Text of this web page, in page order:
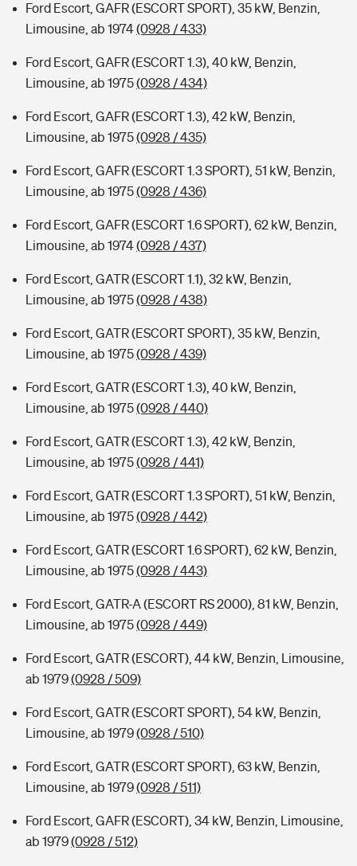
Ford Escort, GAFR (ESCORT SPORT), 35 kW, Benzin,
Limousine, ab 1974(0928 / 433)
Ford Escort, GAFR (ESCORT 1.3), 40 kW, Benzin,
Limousine, ab 1975(0928 / 434)
Ford Escort, GAFR (ESCORT 1.3), 42 kW, Benzin,
Limousine, ab 1975(0928 / 435)
Ford Escort, GAFR (ESCORT 1.3 SPORT), 51 kW, Benzin,
Limousine, ab 1975(0928 / 436)
Ford Escort, GAFR (ESCORT 1.6 SPORT), 62 kW, Benzin,
Limousine, ab 1974(0928 / 437)
Ford Escort, GATR (ESCORT 1.1), 32 kW, Benzin,
Limousine, ab 1975(0928 / 438)
Ford Escort, GATR (ESCORT SPORT), 35 kW, Benzin,
Limousine, ab 1975(0928 / 439)
Ford Escort, GATR (ESCORT 1.3), 40 kW, Benzin,
Limousine, ab 1975(0928 / 440)
Ford Escort, GATR (ESCORT 1.3), 42 kW, Benzin,
Limousine, ab 1975(0928 / 441)
Ford Escort, GATR (ESCORT 1.3 SPORT), 51 kW, Benzin,
Limousine, ab 1975(0928 / 442)
Ford Escort, GATR (ESCORT 1.6 SPORT), 62 kW, Benzin,
Limousine, ab 1975(0928 / 443)
Ford Escort, GATR-A (ESCORT RS 2000), 81 kW, Benzin,
Limousine, ab 1975(0928 / 449)
Ford Escort, GATR (ESCORT), 44 kW, Benzin, Limousine,
ab 1979(0928 / 509)
Ford Escort, GATR (ESCORT SPORT), 54 kW, Benzin,
Limousine, ab 1979(0928 / 510)
Ford Escort, GATR (ESCORT SPORT), 63 kW, Benzin,
Limousine, ab 1979(0928 / 511)
Ford Escort, GAFR (ESCORT), 34 kW, Benzin, Limousine,
ab 1979(0928 / 512)